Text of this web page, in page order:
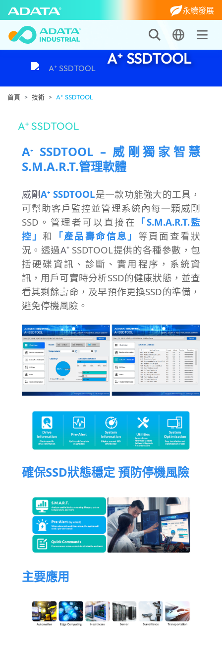
永續發展
A⁺ SSDTOOL
首頁 技術 A⁺ SSDTOOL
A⁺ SSDTOOL
A⁺ SSDTOOL – 威剛獨家智慧
S.M.A.R.T.管理軟體
威剛A⁺ SSDTOOL是一款功能強大的工具，
可幫助客戶監控並管理系統內每一顆威剛
SSD。管理者可以直接在 「S.M.A.R.T.監
控」和 「產品壽命信息」 等頁面查看狀
況。透過A⁺SSDTOOL提供的各種參數，包
括硬碟資訊、診斷、實用程序，系統資
訊，用戶可實時分析SSD的健康狀態，並查
看其剩餘壽命，及早預作更換SSD的準備，
避免停機風險。
確保SSD狀態穩定 預防停機風險
主要應用